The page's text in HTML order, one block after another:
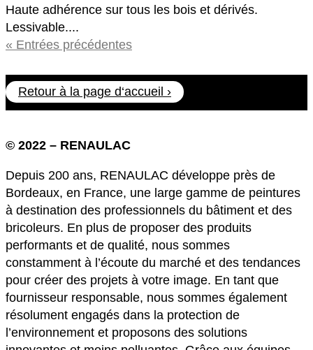
Haute adhérence sur tous les bois et dérivés.
Lessivable....
« Entrées précédentes
Retour à la page d‘accueil ›
© 2022 – RENAULAC
Depuis 200 ans, RENAULAC développe près de
Bordeaux, en France, une large gamme de peintures
à destination des professionnels du bâtiment et des
bricoleurs. En plus de proposer des produits
performants et de qualité, nous sommes
constamment à l’écoute du marché et des tendances
pour créer des projets à votre image. En tant que
fournisseur responsable, nous sommes également
résolument engagés dans la protection de
l’environnement et proposons des solutions